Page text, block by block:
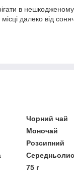
в
далеко від
Чорний чай
Моночай
Розсипний
75 г